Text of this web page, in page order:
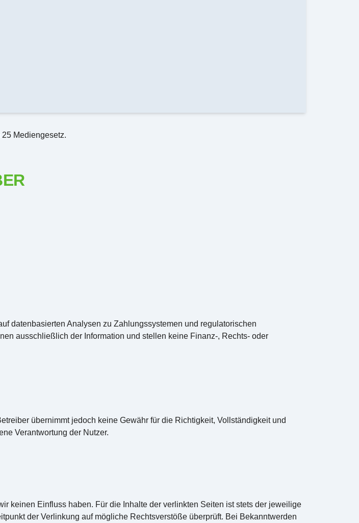
Mediengesetz.
datenbasierten Analysen zu Zahlungssystemen und regulatorischen
ausschließlich der Information und stellen keine Finanz-, Rechts- oder
übernimmt jedoch keine Gewähr für die Richtigkeit, Vollständigkeit und
Verantwortung der Nutzer.
keinen Einfluss haben. Für die Inhalte der verlinkten Seiten ist stets der jeweilige
der Verlinkung auf mögliche Rechtsverstöße überprüft. Bei Bekanntwerden